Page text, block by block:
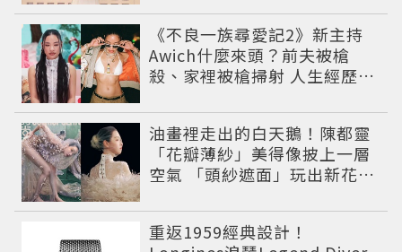
《不良一族尋愛記2》新主持
Awich什麼來頭？前夫被槍
殺、家裡被槍掃射 人生經歷比
油畫裡走出的白天鵝！陳都靈
「花瓣薄紗」美得像披上一層
空氣 「頭紗遮面」玩出新花樣
重返1959經典設計！